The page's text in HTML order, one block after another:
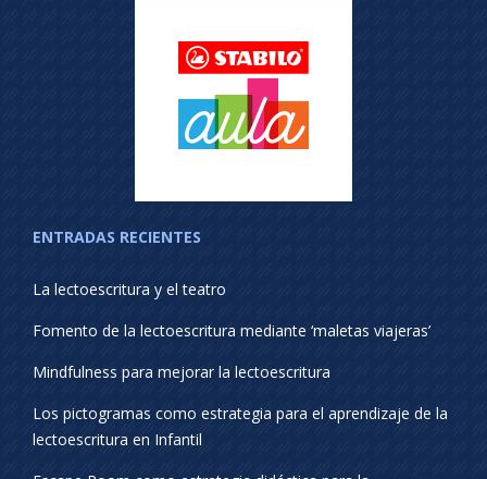
ENTRADAS RECIENTES
La lectoescritura y el teatro
Fomento de la lectoescritura mediante ‘maletas viajeras’
Mindfulness para mejorar la lectoescritura
Los pictogramas como estrategia para el aprendizaje de la
lectoescritura en Infantil